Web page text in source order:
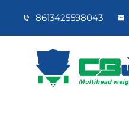
8613425598043